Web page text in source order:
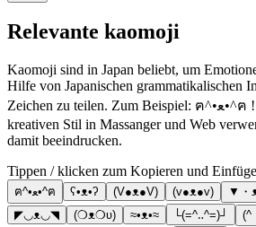
Relevante kaomoji
Kaomoji sind in Japan beliebt, um
Hilfe von Japanischen grammatikalischen
Zeichen zu teilen. Zum Beispiel: ฅ^•ﻌ•^ฅ ! Sie können diesen
kreativen Stil in Massanger und Web
damit beeindrucken.
Tippen / klicken zum Kopieren und
ฅ^•ﻌ•^ฅ ʕ•ᴥ•ʔ (V●ᴥ●V) (v●ᴥ●v) ▼・
◤◡ᴥ◡◥
(❍ᴥ❍ʋ) ≈•ᴥ•≈ └(=^‥^=)┘ (^